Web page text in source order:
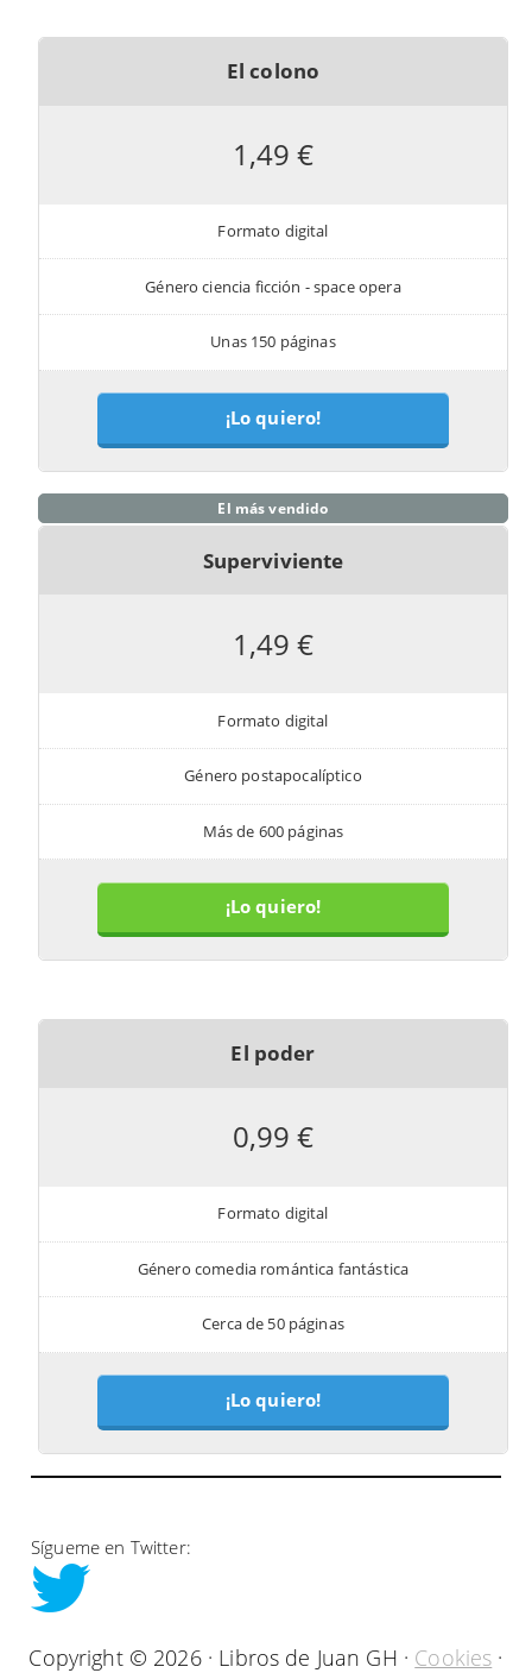
El colono
1,49 €
Formato digital
Género ciencia ficción - space opera
Unas 150 páginas
¡Lo quiero!
El más vendido
Superviviente
1,49 €
Formato digital
Género postapocalíptico
Más de 600 páginas
¡Lo quiero!
El poder
0,99 €
Formato digital
Género comedia romántica fantástica
Cerca de 50 páginas
¡Lo quiero!
Sígueme en Twitter:
Copyright © 2026 · Libros de Juan GH · Cookies ·